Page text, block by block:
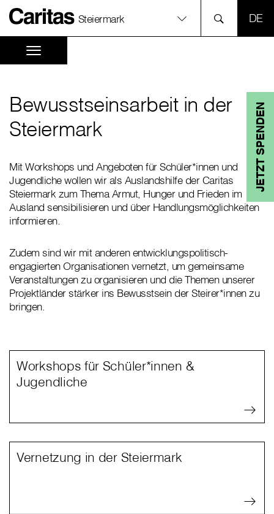
Steiermark
JETZT SPENDEN
Bewusstseinsarbeit in der
Steiermark
Mit Workshops und Angeboten für Schüler*innen und
Jugendliche wollen wir als Auslandshilfe der Caritas
Steiermark zum Thema Armut, Hunger und Frieden im
Ausland sensibilisieren und über Handlungsmöglichkeiten
informieren.
Zudem sind wir mit anderen entwicklungspolitisch-
engagierten Organisationen vernetzt, um gemeinsame
Veranstaltungen zu organisieren und die Themen unserer
Projektländer stärker ins Bewusstsein der Steirer*innen zu
bringen.
Workshops für Schüler*innen &
Jugendliche
Vernetzung in der Steiermark